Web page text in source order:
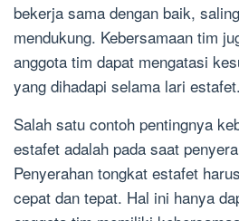
bekerja sama dengan baik,
mendukung. Kebersamaan tim
anggota tim dapat mengatasi
yang dihadapi selama lari estafet.
Salah satu contoh pentingnya
estafet adalah pada saat
Penyerahan tongkat estafet
cepat dan tepat. Hal ini hanya